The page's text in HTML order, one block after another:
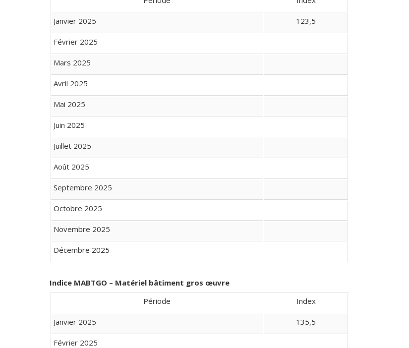
Janvier 2025 123,5
Février 2025
Mars 2025
Avril 2025
Mai 2025
Juin 2025
Juillet 2025
Août 2025
Septembre 2025
Octobre 2025
Novembre 2025
Décembre 2025
Indice MABTGO – Matériel bâtiment gros œuvre
Période
Index
Janvier 2025 135,5
Février 2025